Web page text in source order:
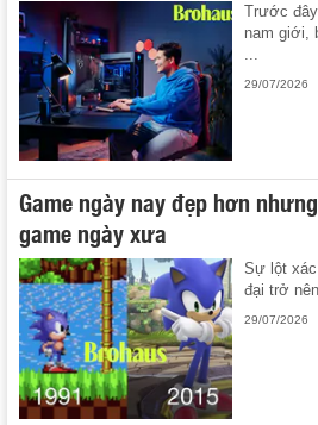
Trước
nam giới,
29/07/2026
Game ngày nay đẹp hơn
game ngày xưa
Sự lột xác
đại trở
29/07/2026